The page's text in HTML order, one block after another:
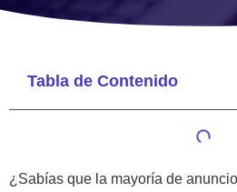
Tabla de Contenido
¿Sabías que la mayoría de